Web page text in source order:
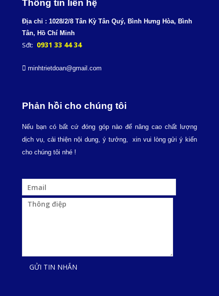
Thông tin liên hệ
Địa chỉ : 1028/2/8 Tân Kỳ Tân Quý, Bình Hưng Hòa, Bình
Tân, Hồ Chí Minh
Sđt: 0931 33 44 34
minhtrietdoan@gmail.com
Phản hồi cho chúng tôi
Nếu bạn có bất cứ đóng góp nào để nâng cao chất lượng
dịch vụ, cải thiện nội dung, ý tưởng, xin vui lòng gửi ý kiến
cho chúng tôi nhé !